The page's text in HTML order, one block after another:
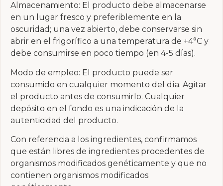
Almacenamiento: El producto debe almacenarse
en un lugar fresco y preferiblemente en la
oscuridad; una vez abierto, debe conservarse sin
abrir en el frigorífico a una temperatura de +4°C y
debe consumirse en poco tiempo (en 4-5 días).
Modo de empleo: El producto puede ser
consumido en cualquier momento del día. Agitar
el producto antes de consumirlo. Cualquier
depósito en el fondo es una indicación de la
autenticidad del producto.
Con referencia a los ingredientes, confirmamos
que están libres de ingredientes procedentes de
organismos modificados genéticamente y que no
contienen organismos modificados